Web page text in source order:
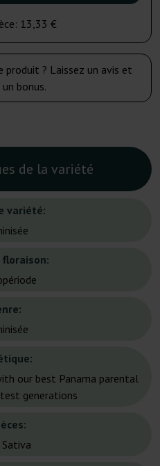
13,33 €
produit ? Laissez un avis et
bonus.
de la variété
variété:
floraison:
our best Panama parental
generations
Sativa